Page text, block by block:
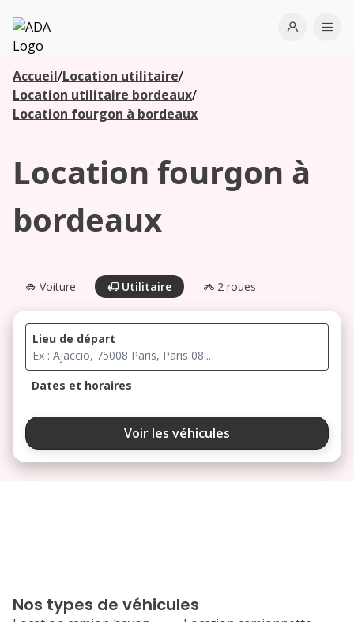
ADA
Open
Accueil/Location utilitaire/
Location utilitaire bordeaux/
Location fourgon à bordeaux
Location fourgon à
bordeaux
Voiture Utilitaire 2 roues
Lieu de départ
Dates et horaires
août 2026
ma me
24 25 26
Voir les véhicules
Nos types de véhicules
Les
agences à
proximité
Commencez
votre
recherche
proximité